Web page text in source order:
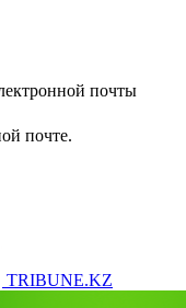
почты
почте.
TRIBUNE.KZ